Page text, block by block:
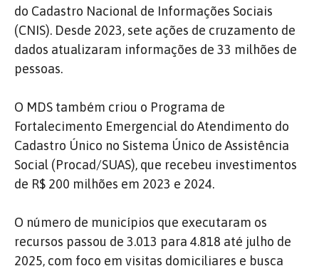
do Cadastro Nacional de Informações Sociais
(CNIS). Desde 2023, sete ações de cruzamento de
dados atualizaram informações de 33 milhões de
pessoas.
O MDS também criou o Programa de
Fortalecimento Emergencial do Atendimento do
Cadastro Único no Sistema Único de Assistência
Social (Procad/SUAS), que recebeu investimentos
de R$ 200 milhões em 2023 e 2024.
O número de municípios que executaram os
recursos passou de 3.013 para 4.818 até julho de
2025, com foco em visitas domiciliares e busca